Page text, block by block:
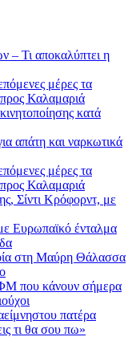
– Τι αποκαλύπτει η
μέρες τα
Καλαμαριά
κατά
απάτη και ναρκωτικά
μέρες τα
Καλαμαριά
Σίντι Κρόφορντ, με
Ευρωπαϊκό ένταλμα
στη Μαύρη Θάλασσα
που κάνουν σήμερα
πατέρα
τι θα σου πω»